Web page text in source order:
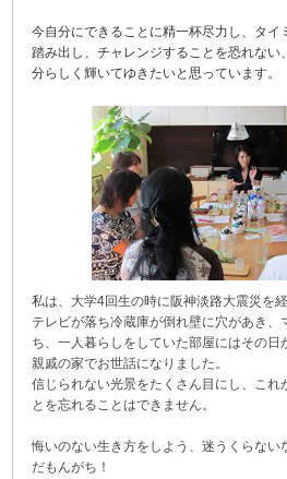
今自分にできることに精一杯尽力し、タイ
踏み出し、チャレンジすることを恐れない
分らしく輝いてゆきたいと思っています。
私は、大学4回生の時に阪神淡路大震災を経
テレビが落ち冷蔵庫が倒れ壁に穴があき、
ち、一人暮らしをしていた部屋にはその
親戚の家でお世話になりました。
信じられない光景をたくさん目にし、これ
とを忘れることはできません。
悔いのない生き方をしよう、迷うくらない
だもんがち！